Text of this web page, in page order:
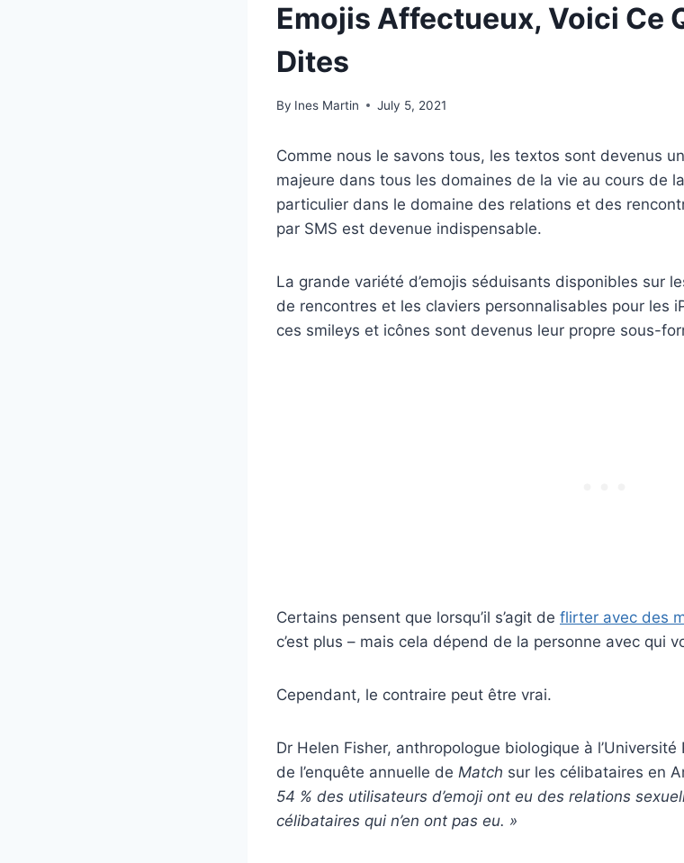
Emojis Affectueux, Voici Ce
Dites
By Ines Martin July 5, 2021
Comme nous le savons tous, les textos sont devenus
majeure dans tous les domaines de la vie au cours de
particulier dans le domaine des relations et des
par SMS est devenue indispensable.
La grande variété d’emojis séduisants disponibles sur
de rencontres et les claviers personnalisables pour les
ces smileys et icônes sont devenus leur propre sous-
Certains pensent que lorsqu’il s’agit de flirter avec des
c’est plus – mais cela dépend de la personne avec qui
Cependant, le contraire peut être vrai.
Dr Helen Fisher, anthropologue biologique à
de l’enquête annuelle de Match sur les célibataires en
54 % des utilisateurs d’emoji ont eu des relations
célibataires qui n’en ont pas eu. »